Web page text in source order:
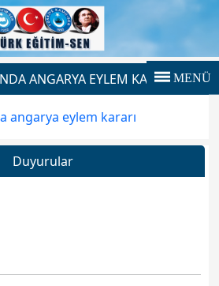
MENÜ
ANGARYA EYLEM KARARLARI
angarya eylem kararı
Duyurular